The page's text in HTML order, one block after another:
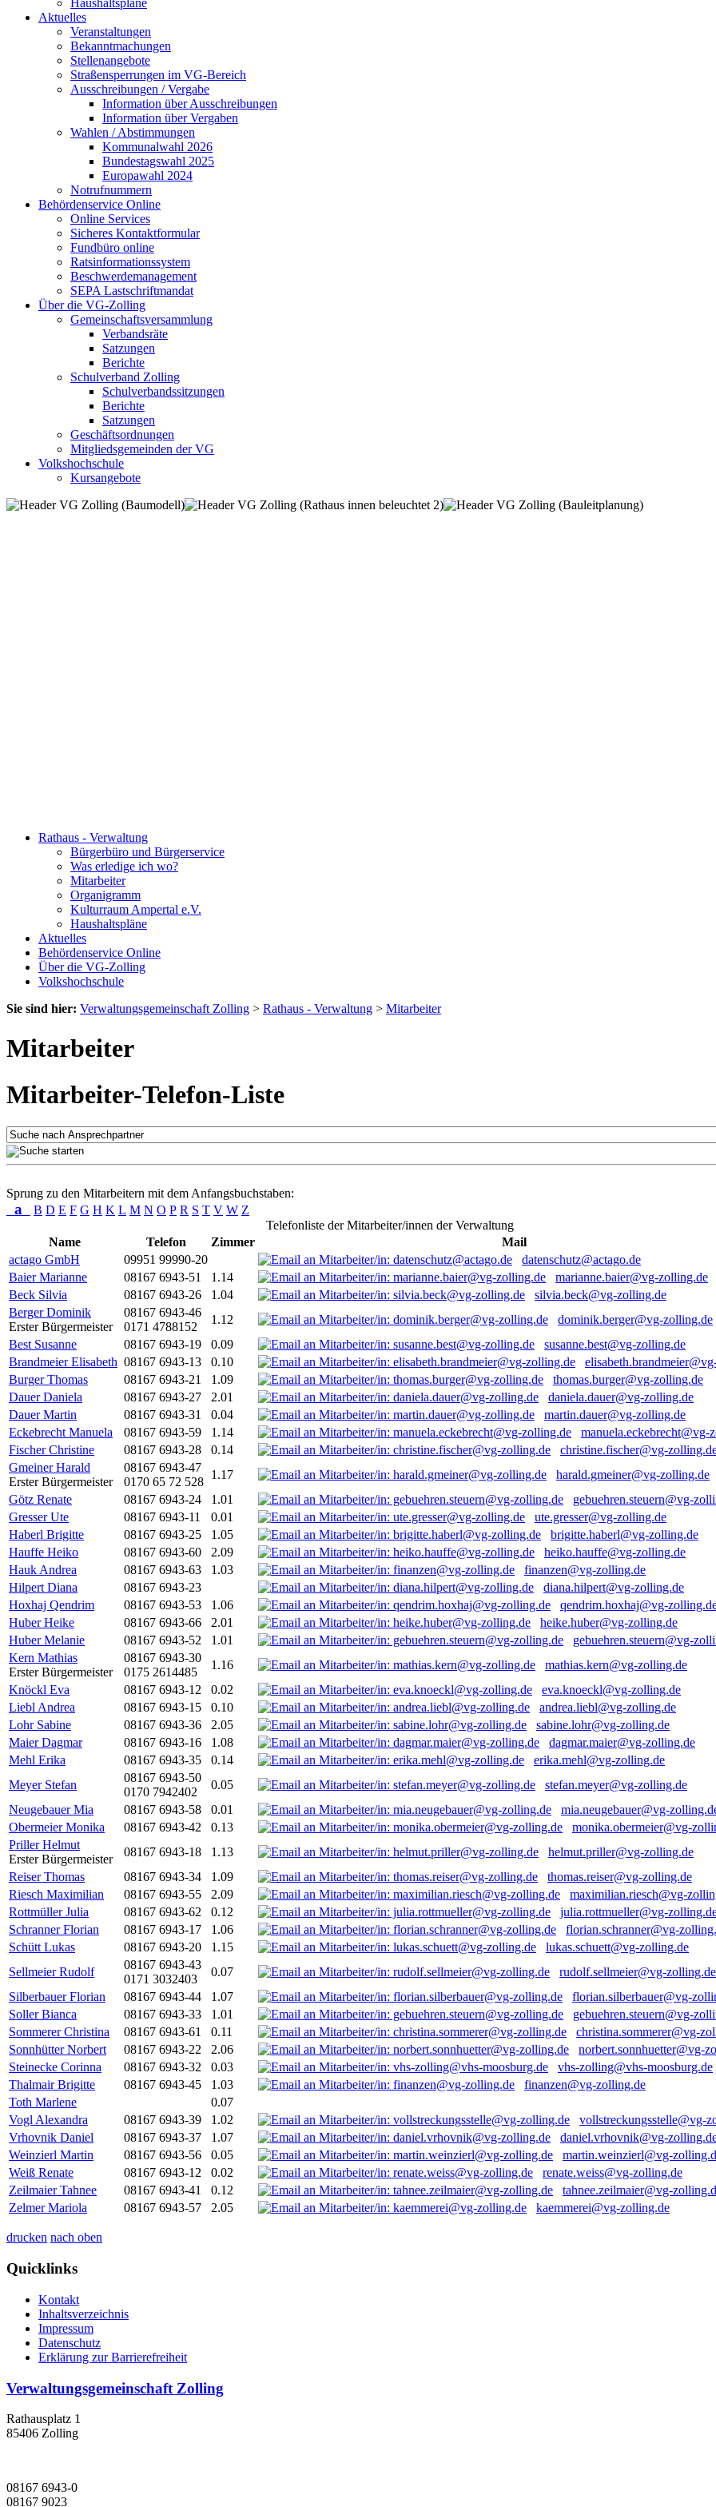
Haushaltspläne
Aktuelles
Veranstaltungen
Bekanntmachungen
Stellenangebote
Straßensperrungen im VG-Bereich
Ausschreibungen / Vergabe
Information über Ausschreibungen
Information über Vergaben
Wahlen / Abstimmungen
Kommunalwahl 2026
Bundestagswahl 2025
Europawahl 2024
Notrufnummern
Behördenservice Online
Online Services
Sicheres Kontaktformular
Fundbüro online
Ratsinformationssystem
Beschwerdemanagement
SEPA Lastschriftmandat
Über die VG-Zolling
Gemeinschaftsversammlung
Verbandsräte
Satzungen
Berichte
Schulverband Zolling
Schulverbandssitzungen
Berichte
Satzungen
Geschäftsordnungen
Mitgliedsgemeinden der VG
Volkshochschule
Kursangebote
Rathaus - Verwaltung
Bürgerbüro und Bürgerservice
Was erledige ich wo?
Mitarbeiter
Organigramm
Kulturraum Ampertal e.V.
Haushaltspläne
Aktuelles
Behördenservice Online
Über die VG-Zolling
Volkshochschule
Sie sind hier: Verwaltungsgemeinschaft Zolling > Rathaus - Verwaltung > Mitarbeiter
Mitarbeiter
Mitarbeiter-Telefon-Liste
Sprung zu den Mitarbeitern mit dem Anfangsbuchstaben:
a B D E F G H K L M N O P R S T V W Z
Telefonliste der Mitarbeiter/innen der Verwaltung
Name
Telefon Zimmer
Mail
actago GmbH
09951 99990-20
datenschutz@actago.de
Baier Marianne
08167 6943-51 1.14
marianne.baier@vg-zolling.de
Beck Silvia
08167 6943-26 1.04
silvia.beck@vg-zolling.de
Berger Dominik
Erster Bürgermeister
08167 6943-46
0171 4788152
1.12
dominik.berger@vg-zolling.de
Best Susanne
08167 6943-19 0.09
susanne.best@vg-zolling.de
Brandmeier Elisabeth 08167 6943-13 0.10
Burger Thomas
08167 6943-21 1.09
thomas.burger@vg-zolling.de
Dauer Daniela
08167 6943-27 2.01
daniela.dauer@vg-zolling.de
Dauer Martin
08167 6943-31 0.04
martin.dauer@vg-zolling.de
Eckebrecht Manuela
08167 6943-59 1.14
manuela.eckebrecht@vg-
Fischer Christine
08167 6943-28 0.14
christine.fischer@vg-
Gmeiner Harald
Erster Bürgermeister
08167 6943-47
0170 65 72 528
1.17
harald.gmeiner@vg-zolling.de
Götz Renate
08167 6943-24 1.01
gebuehren.steuern@vg-
Gresser Ute
08167 6943-11 0.01
ute.gresser@vg-zolling.de
Haberl Brigitte
08167 6943-25 1.05
brigitte.haberl@vg-zolling.de
Hauffe Heiko
08167 6943-60 2.09
heiko.hauffe@vg-zolling.de
Hauk Andrea
08167 6943-63 1.03
finanzen@vg-zolling.de
Hilpert Diana
08167 6943-23
diana.hilpert@vg-zolling.de
Hoxhaj Qendrim
08167 6943-53 1.06
qendrim.hoxhaj@vg-
Huber Heike
08167 6943-66 2.01
heike.huber@vg-zolling.de
Huber Melanie
08167 6943-52 1.01
gebuehren.steuern@vg-
Kern Mathias
Erster Bürgermeister
08167 6943-30
0175 2614485
1.16
mathias.kern@vg-zolling.de
Knöckl Eva
08167 6943-12 0.02
eva.knoeckl@vg-zolling.de
Liebl Andrea
08167 6943-15 0.10
andrea.liebl@vg-zolling.de
Lohr Sabine
08167 6943-36 2.05
sabine.lohr@vg-zolling.de
Maier Dagmar
08167 6943-16 1.08
dagmar.maier@vg-zolling.de
Mehl Erika
08167 6943-35 0.14
erika.mehl@vg-zolling.de
Meyer Stefan
08167 6943-50
0170 7942402
0.05
stefan.meyer@vg-zolling.de
Neugebauer Mia
08167 6943-58 0.01
mia.neugebauer@vg-
Obermeier Monika
08167 6943-42 0.13
monika.obermeier@vg-
Priller Helmut
Erster Bürgermeister
08167 6943-18 1.13
helmut.priller@vg-zolling.de
Reiser Thomas
08167 6943-34 1.09
thomas.reiser@vg-zolling.de
Riesch Maximilian
08167 6943-55 2.09
maximilian.riesch@vg-
Rottmüller Julia
08167 6943-62 0.12
julia.rottmueller@vg-
Schranner Florian
08167 6943-17 1.06
florian.schranner@vg-
Schütt Lukas
08167 6943-20 1.15
lukas.schuett@vg-zolling.de
Sellmeier Rudolf
08167 6943-43
0171 3032403
0.07
rudolf.sellmeier@vg-zolling.de
Silberbauer Florian
08167 6943-44 1.07
florian.silberbauer@vg-
Soller Bianca
08167 6943-33 1.01
gebuehren.steuern@vg-
Sommerer Christina
08167 6943-61 0.11
christina.sommerer@vg-
Sonnhütter Norbert
08167 6943-22 2.06
norbert.sonnhuetter@vg-
Steinecke Corinna
08167 6943-32 0.03
vhs-zolling@vhs-moosburg.de
Thalmair Brigitte
08167 6943-45 1.03
finanzen@vg-zolling.de
Toth Marlene
0.07
Vogl Alexandra
08167 6943-39 1.02
vollstreckungsstelle@vg-
Vrhovnik Daniel
08167 6943-37 1.07
daniel.vrhovnik@vg-
Weinzierl Martin
08167 6943-56 0.05
martin.weinzierl@vg-
Weiß Renate
08167 6943-12 0.02
renate.weiss@vg-zolling.de
Zeilmaier Tahnee
08167 6943-41 0.12
tahnee.zeilmaier@vg-
Zelmer Mariola
08167 6943-57 2.05 kaemmerei@vg-zolling.de
drucken nach oben
Quicklinks
Kontakt
Inhaltsverzeichnis
Impressum
Datenschutz
Erklärung zur Barrierefreiheit
Verwaltungsgemeinschaft Zolling
Rathausplatz 1
85406 Zolling
08167 6943-0
08167 9023